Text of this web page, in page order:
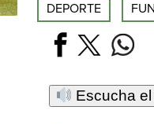
DEPORTE
Escucha